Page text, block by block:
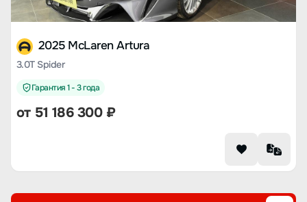
2025 McLaren Artura
3.0T Spider
Гарантия 1 - 3 года
от 51 186 300 ₽